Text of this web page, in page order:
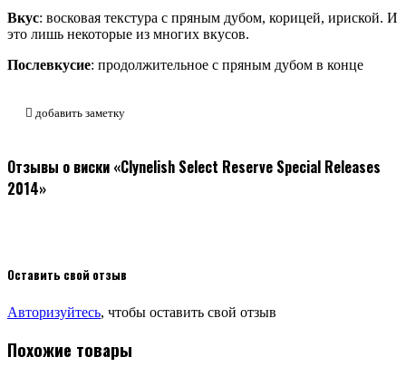
Вкус: восковая текстура с пряным дубом, корицей, ириской. И
это лишь некоторые из многих вкусов.
Послевкусие: продолжительное с пряным дубом в конце
добавить заметку
Отзывы о виски «Clynelish Select Reserve Special Releases
2014»
Оставить свой отзыв
Авторизуйтесь, чтобы оставить свой отзыв
Похожие товары